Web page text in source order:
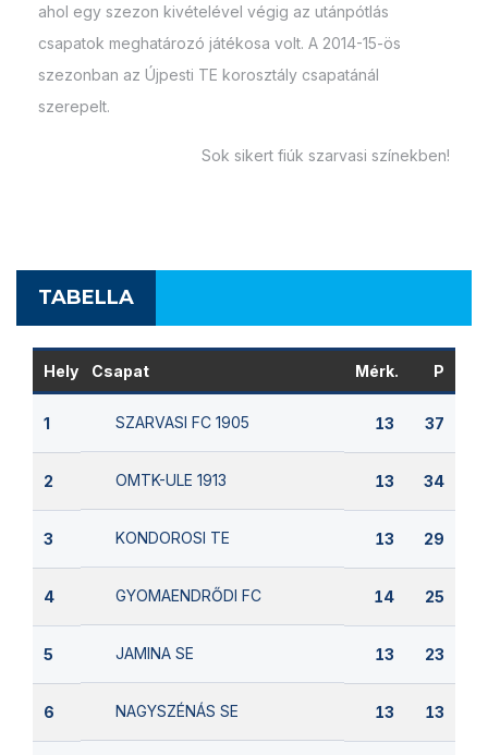
ahol egy szezon kivételével végig az utánpótlás
csapatok meghatározó játékosa volt. A 2014-15-ös
szezonban az Újpesti TE korosztály csapatánál
szerepelt.
Sok sikert fiúk szarvasi színekben!
TABELLA
Hely Csapat Mérk. P
1 SZARVASI FC 1905 13 37
2 OMTK-ULE 1913 13 34
3 KONDOROSI TE 13 29
4 GYOMAENDRŐDI FC 14 25
5 JAMINA SE 13 23
6 NAGYSZÉNÁS SE 13 13